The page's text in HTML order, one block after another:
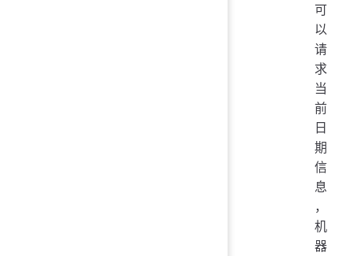
可
以
请
求
当
前
日
期
信
息
，
机
器